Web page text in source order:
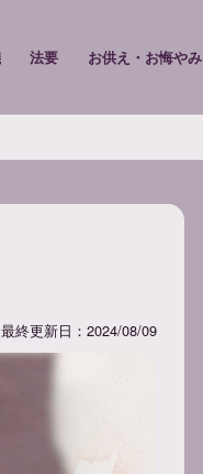
法要 お供え・お悔やみ
最終更新日：2024/08/09